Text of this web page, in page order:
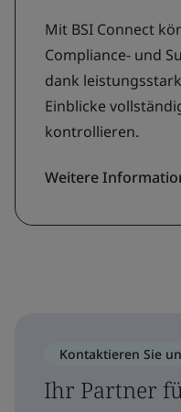
Mit BSI Connect
Compliance- und
dank
Einblicke
kontrollieren.
Weitere
Kontaktieren Sie
Ihr Partner